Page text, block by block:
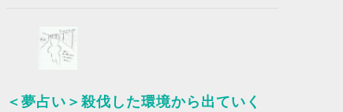
＜夢占い＞殺伐した環境から出ていく